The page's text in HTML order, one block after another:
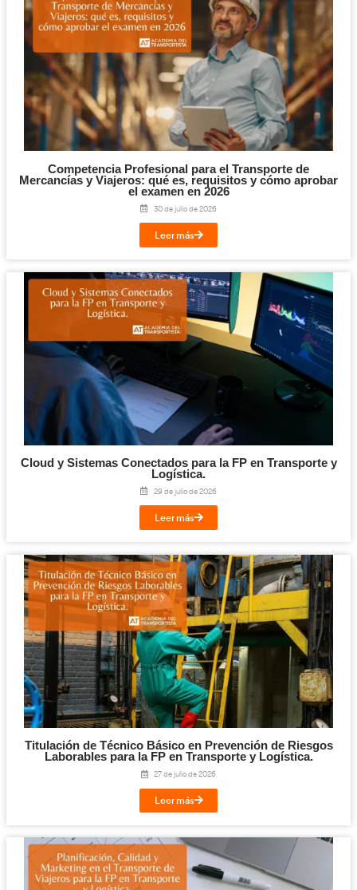
Cálculo del Número Óptimo de Vehículos
Rutas Planificadas (VRP): Utilizar software
rutas y el número óptimo de vehículos necesarios.
Demanda Aleatoria: Aplicar teoría de colas y
determinar el número adecuado de vehículos y su
Asignación Directa
: Asignar vehículos según la
de usuarios o actividades.
Si le ha interesado este artículo,esteotro también puede
video también le puede agradar.
¡Compártelo!
Facebook Twitter LinkedIn
Imprimir
Te puede interesar...
Digitalización en los Sectores Productivos
Transporte y Logística.
Leer más